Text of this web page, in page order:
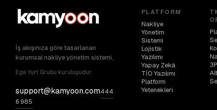
İş akışınıza göre tasarlanan
kurumsal nakliye yönetim sistemi.
Ege Yurt Grubu kuruluşudur.
support@kamyoon.com444
6 985
PLATFORM
Nakliye
Yönetim
Sistemi
Lojistik
Yazılımı
Yapay Zekâ
TİO Yazılımı
Platform
Yetenekleri